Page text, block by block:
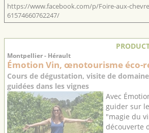
https://www.facebook.com/p/Foire-aux-
61574660762247/
Montpellier - Hérault
Émotion Vin, œnotourisme éco-
Cours de dégustation, visite de
guidées dans les vignes
Avec
guider sur
"magie du
découverte